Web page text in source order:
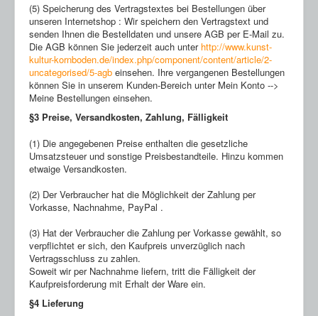
(5) Speicherung des Vertragstextes bei Bestellungen über
unseren Internetshop : Wir speichern den Vertragstext und
senden Ihnen die Bestelldaten und unsere AGB per E-Mail zu.
Die AGB können Sie jederzeit auch unter http://www.kunst-
kultur-kornboden.de/index.php/component/content/article/2-
uncategorised/5-agb einsehen. Ihre vergangenen Bestellungen
können Sie in unserem Kunden-Bereich unter Mein Konto -->
Meine Bestellungen einsehen.
§3 Preise, Versandkosten, Zahlung, Fälligkeit
(1) Die angegebenen Preise enthalten die gesetzliche
Umsatzsteuer und sonstige Preisbestandteile. Hinzu kommen
etwaige Versandkosten.
(2) Der Verbraucher hat die Möglichkeit der Zahlung per
Vorkasse, Nachnahme, PayPal .
(3) Hat der Verbraucher die Zahlung per Vorkasse gewählt, so
verpflichtet er sich, den Kaufpreis unverzüglich nach
Vertragsschluss zu zahlen.
Soweit wir per Nachnahme liefern, tritt die Fälligkeit der
Kaufpreisforderung mit Erhalt der Ware ein.
§4 Lieferung